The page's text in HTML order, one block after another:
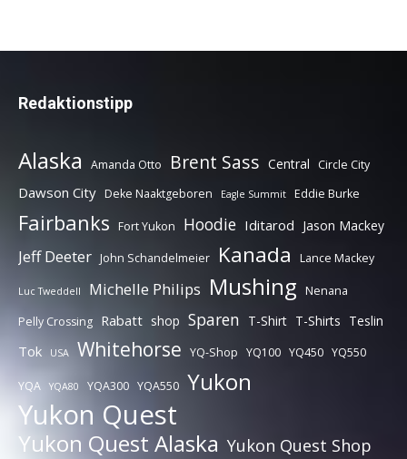
Redaktionstipp
Alaska Amanda Otto Brent Sass Central Circle City
Dawson City Deke Naaktgeboren Eagle Summit Eddie Burke
Fairbanks Fort Yukon Hoodie Iditarod Jason Mackey
Jeff Deeter John Schandelmeier Kanada Lance Mackey
Luc Tweddell Michelle Philips Mushing Nenana
Pelly Crossing Rabatt shop Sparen T-Shirt T-Shirts Teslin
Tok USA Whitehorse YQ-Shop YQ100 YQ450 YQ550
YQA YQA80 YQA300 YQA550 Yukon
Yukon Quest
Yukon Quest Alaska Yukon Quest Shop